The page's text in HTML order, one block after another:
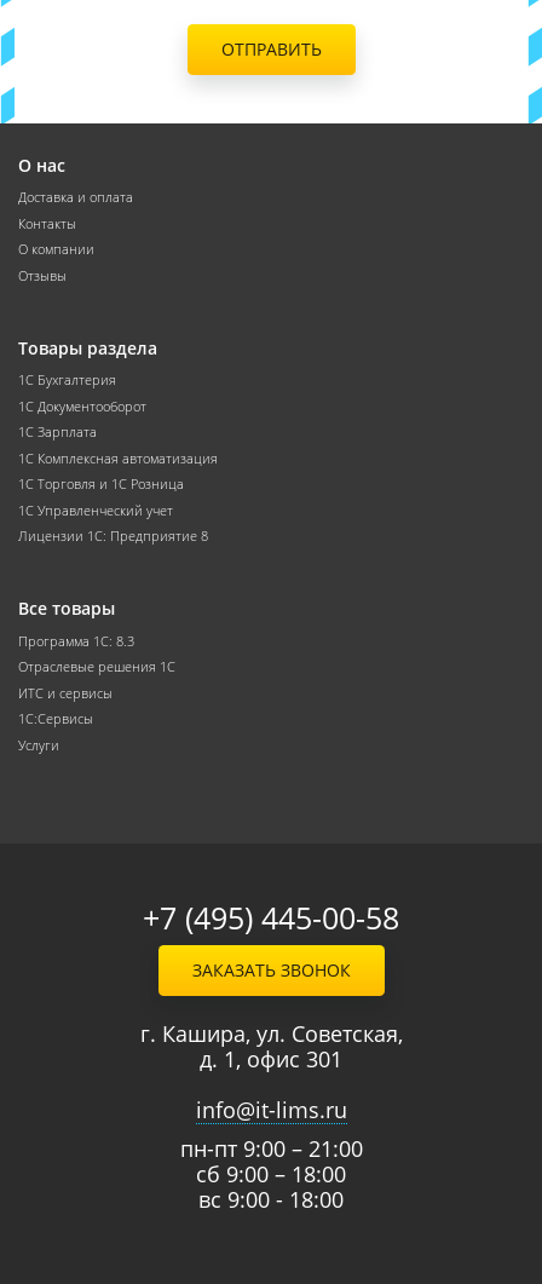
ОТПРАВИТЬ
О нас
Доставка и оплата
Контакты
О компании
Отзывы
Товары раздела
1С Бухгалтерия
1С Документооборот
1С Зарплата
1С Комплексная автоматизация
1С Торговля и 1С Розница
1С Управленческий учет
Лицензии 1С: Предприятие 8
Все товары
Программа 1С: 8.3
Отраслевые решения 1С
ИТС и сервисы
1С:Сервисы
Услуги
+7 (495) 445-00-58
ЗАКАЗАТЬ ЗВОНОК
г. Кашира, ул. Советская,
д. 1, офис 301
info@it-lims.ru
пн-пт 9:00 – 21:00
сб 9:00 – 18:00
вс 9:00 - 18:00